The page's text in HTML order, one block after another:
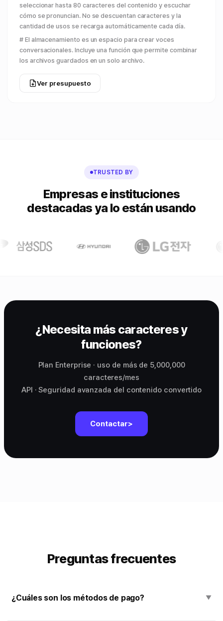
seleccionar hasta 80 caracteres del contenido y escuchar
cómo se pronuncian. No se descuentan caracteres y la
cantidad de usos se recarga automáticamente cada día.
# El almacenamiento es un espacio para crear voces
conversacionales. Incluye una función que permite combinar
los archivos guardados en un solo archivo.
Ver presupuesto
TRUSTED BY
Empresas e instituciones
destacadas ya lo están usando
¿Necesita más caracteres y
funciones?
Plan Enterprise · uso de más de 5,000,000
caracteres/mes
API · Seguridad avanzada del contenido convertido
Contactar>
Preguntas frecuentes
¿Cuáles son los métodos de pago? ▼